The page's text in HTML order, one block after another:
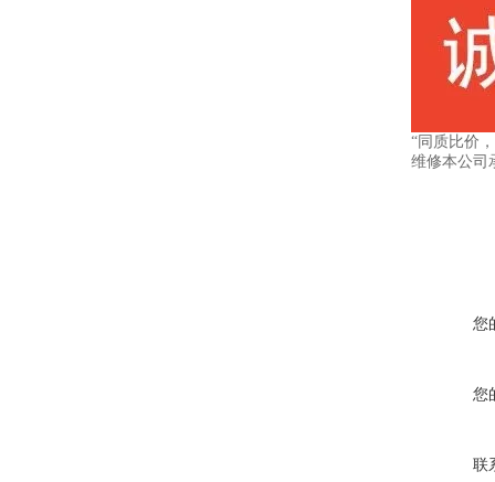
“同质比价
维修本公司
您
您
联